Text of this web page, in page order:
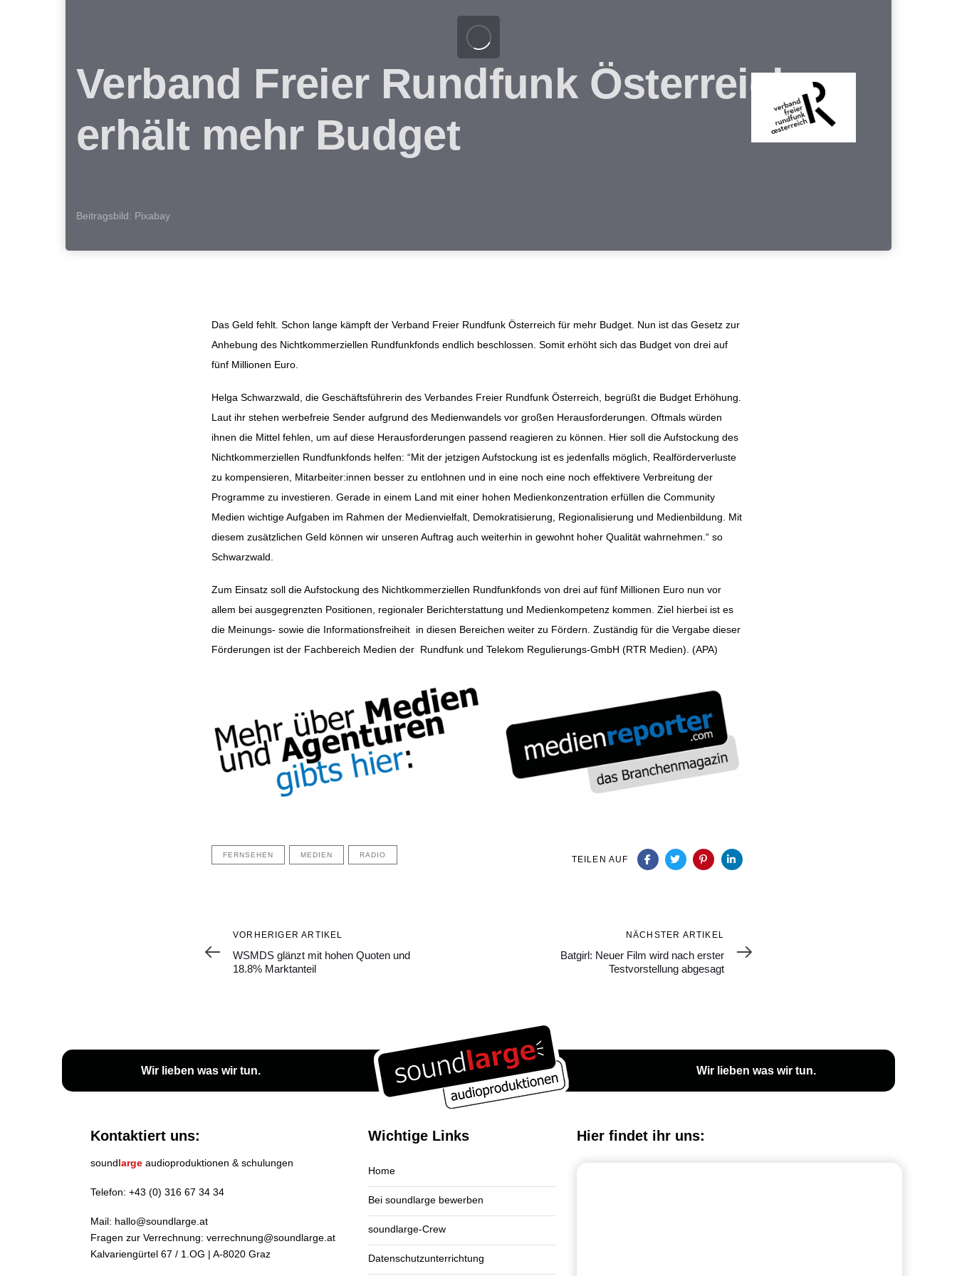
Verband Freier Rundfunk Österreich
erhält mehr Budget
Beitragsbild: Pixabay
Das Geld fehlt. Schon lange kämpft der Verband Freier Rundfunk Österreich für mehr Budget. Nun ist das Gesetz zur
Anhebung des Nichtkommerziellen Rundfunkfonds endlich beschlossen. Somit erhöht sich das Budget von drei auf
fünf Millionen Euro.
Helga Schwarzwald, die Geschäftsführerin des Verbandes Freier Rundfunk Österreich, begrüßt die Budget Erhöhung.
Laut ihr stehen werbefreie Sender aufgrund des Medienwandels vor großen Herausforderungen. Oftmals würden
ihnen die Mittel fehlen, um auf diese Herausforderungen passend reagieren zu können. Hier soll die Aufstockung des
Nichtkommerziellen Rundfunkfonds helfen: “Mit der jetzigen Aufstockung ist es jedenfalls möglich, Realförderverluste
zu kompensieren, Mitarbeiter:innen besser zu entlohnen und in eine noch eine noch effektivere Verbreitung der
Programme zu investieren. Gerade in einem Land mit einer hohen Medienkonzentration erfüllen die Community
Medien wichtige Aufgaben im Rahmen der Medienvielfalt, Demokratisierung, Regionalisierung und Medienbildung. Mit
diesem zusätzlichen Geld können wir unseren Auftrag auch weiterhin in gewohnt hoher Qualität wahrnehmen.“ so
Schwarzwald.
Zum Einsatz soll die Aufstockung des Nichtkommerziellen Rundfunkfonds von drei auf fünf Millionen Euro nun vor
allem bei ausgegrenzten Positionen, regionaler Berichterstattung und Medienkompetenz kommen. Ziel hierbei ist es
die Meinungs- sowie die Informationsfreiheit in diesen Bereichen weiter zu Fördern. Zuständig für die Vergabe dieser
Förderungen ist der Fachbereich Medien der Rundfunk und Telekom Regulierungs-GmbH (RTR Medien). (APA)
FERNSEHEN MEDIEN RADIO TEILEN AUF
Beitragsnavigation
Vorheriger
Artikel
VORHERIGER ARTIKEL
WSMDS glänzt mit hohen Quoten und
18.8% Marktanteil
NÄCHSTER ARTIKEL
Batgirl: Neuer Film wird nach erster
Testvorstellung abgesagt
Wir lieben was wir tun. Wir lieben was wir tun.
Kontaktiert uns:
soundlarge audioproduktionen & schulungen
Telefon: +43 (0) 316 67 34 34
Mail: hallo@soundlarge.at
Fragen zur Verrechnung: verrechnung@soundlarge.at
Kalvariengürtel 67 / 1.OG | A-8020 Graz
Wichtige Links
Home
Bei soundlarge bewerben
soundlarge-Crew
Datenschutzunterrichtung
Hier findet ihr uns: